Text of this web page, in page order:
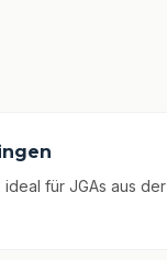
ideal für JGAs aus der